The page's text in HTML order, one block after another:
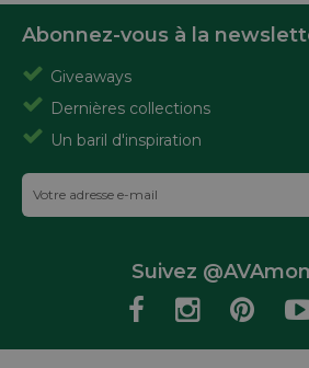
Abonnez-vous à la
Giveaways
Dernières collections
Un baril d'inspiration
Suivez